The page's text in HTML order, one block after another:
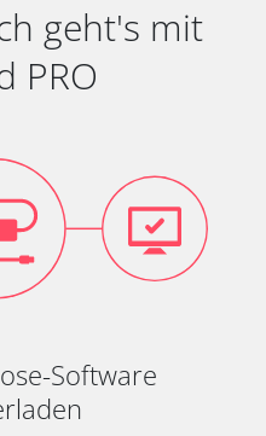
geht's mit
PRO
Software